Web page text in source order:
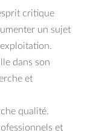
critique
un sujet
dans son
et
qualité.
et